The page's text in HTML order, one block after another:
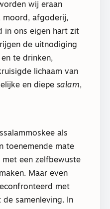
wij eraan
moord, afgoderij,
in ons eigen hart zit
de uitnodiging
te drinken,
lichaam van
en diepe salam,
als
toenemende mate
een zelfbewuste
Maar even
met
samenleving. In